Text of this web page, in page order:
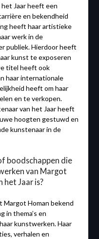
Jaar heeft een
en bekendheid
heeft haar artistieke
werk in de
publiek. Hierdoor heeft
kunst te exposeren
titel heeft ook
haar internationale
heeft om haar
en te verkopen.
van het Jaar heeft
hoogten gestuwd en
kunstenaar in de
boodschappen die
van Margot
het Jaar is?
Margot Homan bekend
in thema’s en
kunstwerken. Haar
verhalen en